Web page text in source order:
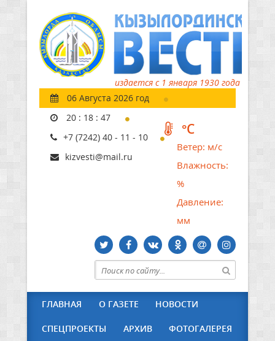
издается с 1 января 1930 года
06 Августа 2026 год
20 : 18 : 48
+7 (7242) 40 - 11 - 10
kizvesti@mail.ru
°C
Ветер: м/с
Влажность:
%
Давление:
мм
ГЛАВНАЯ О ГАЗЕТЕ НОВОСТИ
СПЕЦПРОЕКТЫ АРХИВ ФОТОГАЛЕРЕЯ